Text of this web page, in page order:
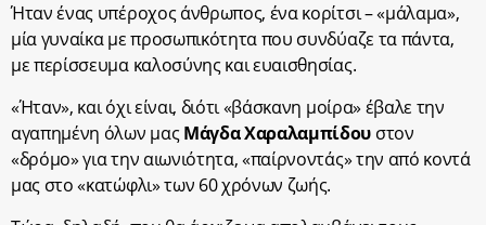
Ήταν ένας υπέροχος άνθρωπος, ένα κορίτσι – «μάλαμα»,
μία γυναίκα με προσωπικότητα που συνδύαζε τα πάντα,
με περίσσευμα καλοσύνης και ευαισθησίας.
«Ήταν», και όχι είναι, διότι «βάσκανη μοίρα» έβαλε την
αγαπημένη όλων μαςΜάγδα Χαραλαμπίδου στον
«δρόμο» για την αιωνιότητα, «παίρνοντάς» την από κοντά
μας στο «κατώφλι» των 60 χρόνων ζωής.